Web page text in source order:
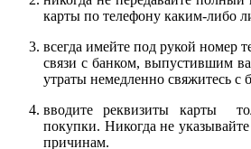
карты по телефону каким-либо
всегда имейте под рукой номер
связи с банком, выпустившим
утраты немедленно свяжитесь с
вводите реквизиты карты
покупки. Никогда не
причинам.